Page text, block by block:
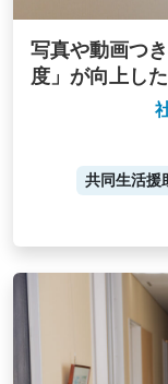
写真や動画つ
度」が向上した
共同生活援